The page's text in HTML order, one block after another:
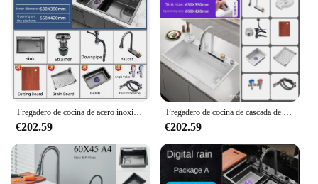
Fregadero de cocina de acero inoxidable con doble cascada, lavabo con pantalla digital, ranura única grande, ambiente
€202.59
Fregadero de cocina de cascada de acero inoxidable blanco con lavadora de tazas, electrodomésticos, una sola ranura más grande
€202.59